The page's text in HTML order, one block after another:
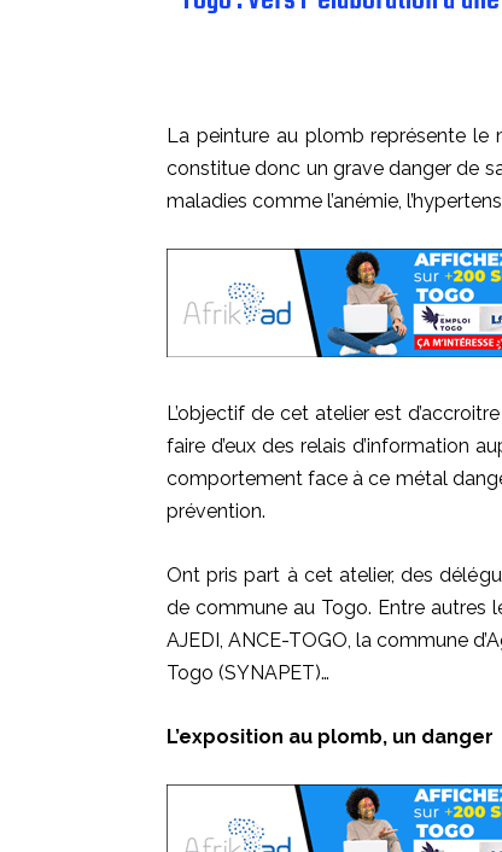
La peinture au plomb représente le
constitue donc un grave danger de
maladies comme l’anémie,
L’objectif de cet atelier est
faire d’eux des relais d’information
comportement face à ce métal
prévention.
Ont pris part à cet atelier, des
de commune au Togo. Entre autres
AJEDI, ANCE-TOGO, la commune
Togo (SYNAPET)…
L’exposition au plomb, un danger